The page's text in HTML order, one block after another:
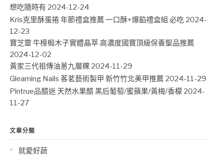
想吃隨時有 2024-12-24
Kris克里酥蛋捲 年節禮盒推薦 一口酥+爆餡禮盒組 必吃 2024-
12-23
寶芝靈 牛樟椴木子實體晶萃 高濃度國寶頂級保養聖品推薦
2024-12-02
黃家三代祖傳油蔥九層粿 2024-11-29
Gleaming Nails 茖茗藝術製甲 新竹竹北美甲推薦 2024-11-29
Pintrue品醋迷 天然水果醋 黑后葡萄/蜜蘋果/黃梅/香檬 2024-
11-27
文章分類
就愛好蔬